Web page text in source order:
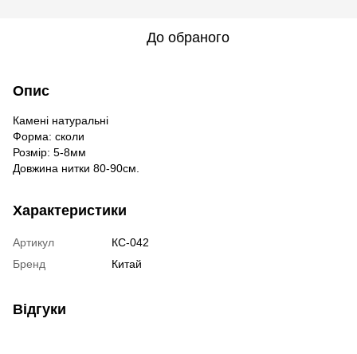
До обраного
Опис
Камені натуральні
Форма: сколи
Розмір: 5-8мм
Довжина нитки 80-90см.
Характеристики
Артикул
КС-042
Бренд
Китай
Відгуки